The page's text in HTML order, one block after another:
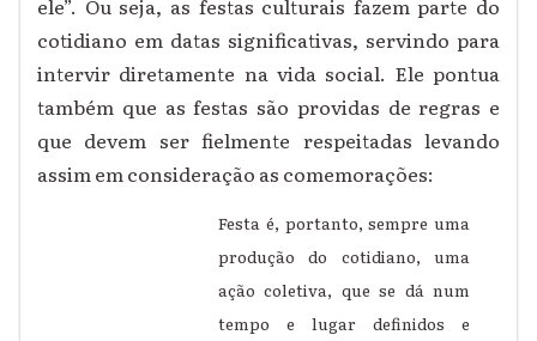
cotidiano em datas significativas, servindo para
intervir diretamente na vida social. Ele pontua
também que as festas são providas de regras e
que devem ser fielmente respeitadas levando
assim em consideração as comemorações:
Festa é, portanto, sempre uma
produção do cotidiano, uma
ação coletiva, que se dá num
tempo e lugar definidos e